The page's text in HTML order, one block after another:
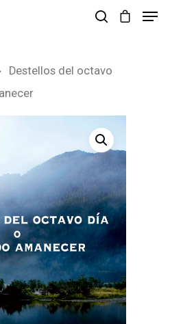
Destellos del octavo